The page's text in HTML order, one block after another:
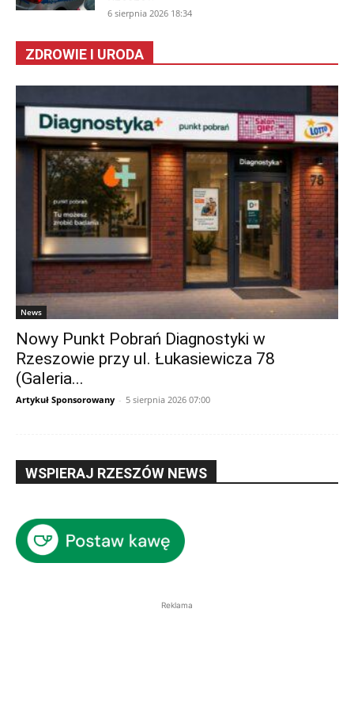
6 sierpnia 2026 18:34
ZDROWIE I URODA
News
Nowy Punkt Pobrań Diagnostyki w
Rzeszowie przy ul. Łukasiewicza 78
(Galeria...
Artykuł Sponsorowany - 5 sierpnia 2026 07:00
WSPIERAJ RZESZÓW NEWS
Reklama